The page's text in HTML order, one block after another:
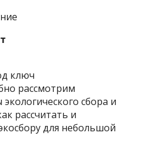
ключ
рассмотрим
сбора и
рассчитать и
для небольшой